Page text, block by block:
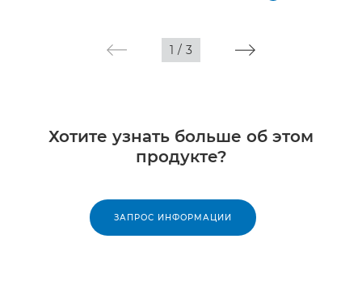
1 / 3
Хотите узнать больше об этом
продукте?
ЗАПРОС ИНФОРМАЦИИ